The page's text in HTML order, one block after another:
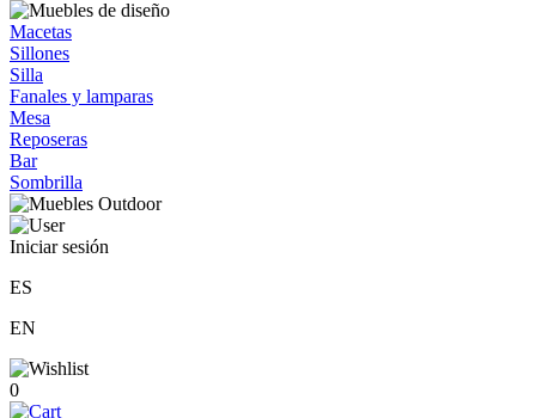
Macetas
Sillones
Silla
Fanales y lamparas
Mesa
Reposeras
Bar
Sombrilla
Iniciar sesión
ES
EN
0